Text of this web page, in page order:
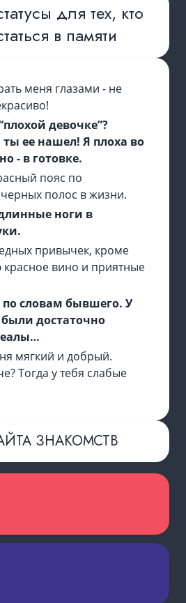
для тех, кто
в памяти
меня глазами - не
девочке”?
ее нашел! Я плоха во
- в готовке.
пояс по
полос в жизни.
ноги в
привычек, кроме
вино и приятные
словам бывшего. У
достаточно
мягкий и добрый.
Тогда у тебя слабые
ЗНАКОМСТВ